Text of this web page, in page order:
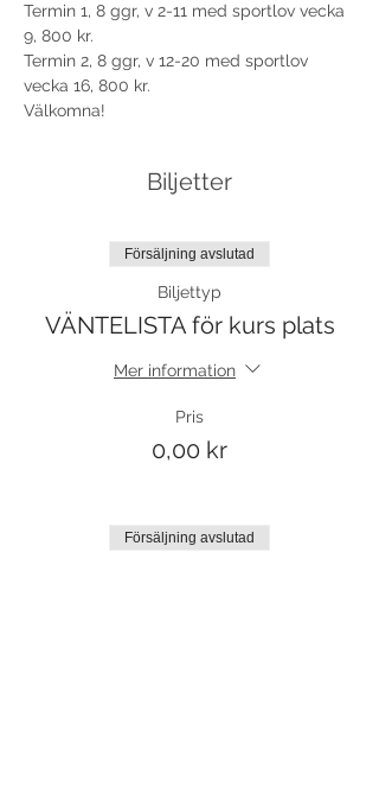
Termin 1, 8 ggr, v 2-11 med sportlov vecka
Termin 2, 8 ggr, v 12-20 med sportlov
Välkomna!
Biljetter
Försäljning avslutad
Biljettyp
VÄNTELISTA för kurs plats
Mer information
Pris
0,00 kr
Försäljning avslutad